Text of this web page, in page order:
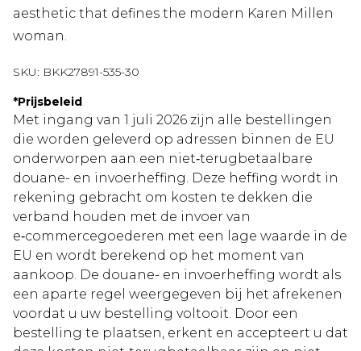
aesthetic that defines the modern Karen Millen
woman.
SKU: BKK27891-535-30
*Prijsbeleid
Met ingang van 1 juli 2026 zijn alle bestellingen
die worden geleverd op adressen binnen de EU
onderworpen aan een niet‑terugbetaalbare
douane- en invoerheffing. Deze heffing wordt in
rekening gebracht om kosten te dekken die
verband houden met de invoer van
e‑commercegoederen met een lage waarde in de
EU en wordt berekend op het moment van
aankoop. De douane- en invoerheffing wordt als
een aparte regel weergegeven bij het afrekenen
voordat u uw bestelling voltooit. Door een
bestelling te plaatsen, erkent en accepteert u dat